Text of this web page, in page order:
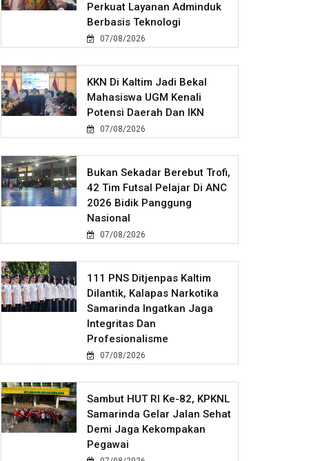
Perkuat Layanan Adminduk
Berbasis Teknologi
07/08/2026
KKN Di Kaltim Jadi Bekal
Mahasiswa UGM Kenali
Potensi Daerah Dan IKN
07/08/2026
Bukan Sekadar Berebut Trofi,
42 Tim Futsal Pelajar Di ANC
2026 Bidik Panggung
Nasional
07/08/2026
111 PNS Ditjenpas Kaltim
Dilantik, Kalapas Narkotika
Samarinda Ingatkan Jaga
Integritas Dan
Profesionalisme
07/08/2026
Sambut HUT RI Ke-82, KPKNL
Samarinda Gelar Jalan Sehat
Demi Jaga Kekompakan
Pegawai